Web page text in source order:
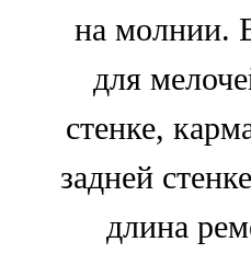
на молнии.
для
стенке,
задней
длина